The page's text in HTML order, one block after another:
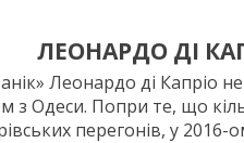
ЛЕОНАРДО ДІ
Леонардо ді Капріо
з Одеси. Попри те, що
перегонів, у